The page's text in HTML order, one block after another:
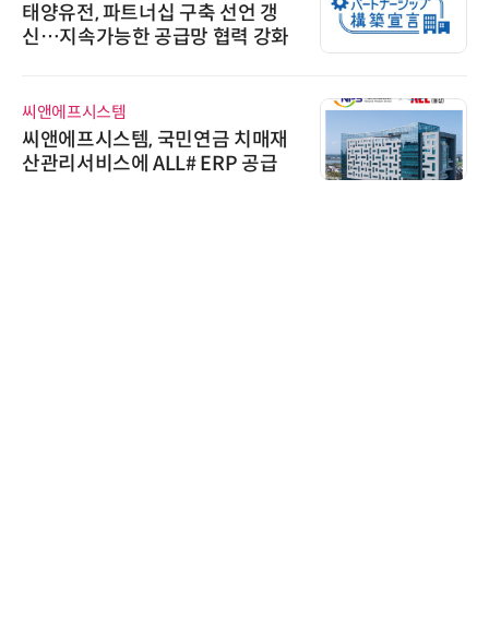
태양유전, 파트너십 구축 선언 갱
신…지속가능한 공급망 협력 강화
씨앤에프시스템
씨앤에프시스템, 국민연금 치매재
산관리서비스에 ALL# ERP 공급